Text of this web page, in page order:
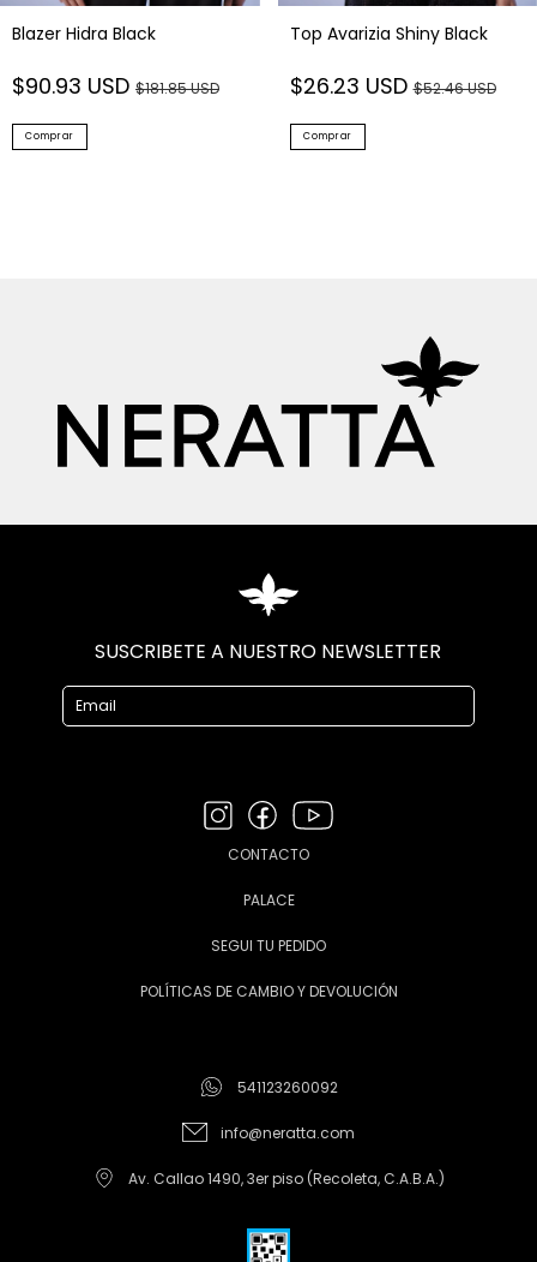
Blazer Hidra Black
$90.93 USD $181.85 USD
Comprar
Top Avarizia Shiny Black
$26.23 USD$52.46 USD
Comprar
SUSCRIBETE A NUESTRO NEWSLETTER
CONTACTO
PALACE
SEGUI TU PEDIDO
POLÍTICAS DE CAMBIO Y DEVOLUCIÓN
541123260092
info@neratta.com
Av. Callao 1490, 3er piso (Recoleta, C.A.B.A.)